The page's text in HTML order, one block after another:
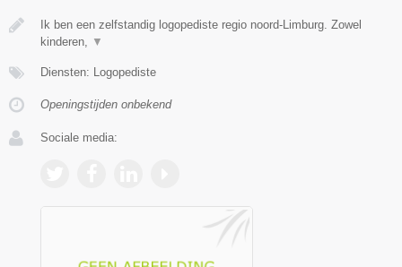
Ik ben een zelfstandig logopediste regio noord-Limburg. Zowel
kinderen,
▼
Diensten: Logopediste
Openingstijden onbekend
Sociale media: